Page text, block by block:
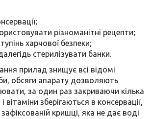
різноманітні рецепти;
харчової безпеки;
стерилізувати банки.
прилад знищує всі відомі
обсяги апарату дозволяють
за один раз закриваючи кілька
вітаміни зберігаються в консервації,
кришці, яка не дає воді